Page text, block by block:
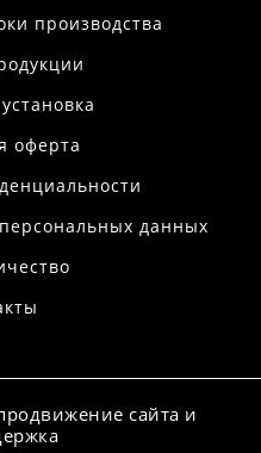
производства
оферта
данных
сайта и